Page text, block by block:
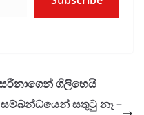
ගිලිහෙයි
සම්බන්ධයෙන් සතුටු නෑ –